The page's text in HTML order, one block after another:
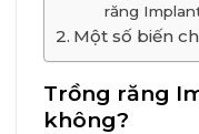
răng
Một số biến
Trồng răng
không?